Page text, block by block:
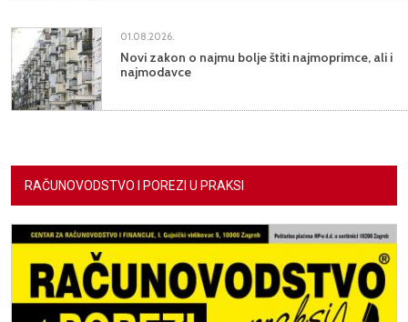
01.08.2026.
Novi zakon o najmu bolje štiti najmoprimce, ali i
najmodavce
RAČUNOVODSTVO I POREZI U PRAKSI